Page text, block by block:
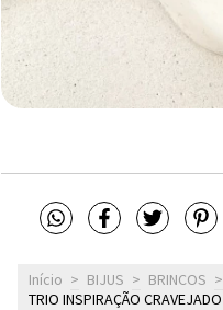
Início > BIJUS > BRINCOS >
TRIO INSPIRAÇÃO CRAVEJADO